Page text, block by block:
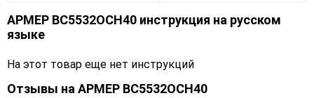
АРМЕР ВС5532ОСН40 инструкция на русском
языке
На этот товар еще нет инструкций
Отзывы наАРМЕР ВС5532ОСН40